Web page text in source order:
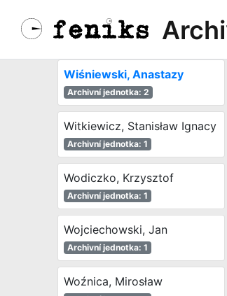
Winiarski, Ryszard
Archivní jednotka: 2
Wiśniewski, Anastazy
Archivní jednotka: 2
Witkiewicz, Stanisław Ignacy
Archivní jednotka: 1
Wodiczko, Krzysztof
Archivní jednotka: 1
Wojciechowski, Jan
Archivní jednotka: 1
Woźnica, Mirosław